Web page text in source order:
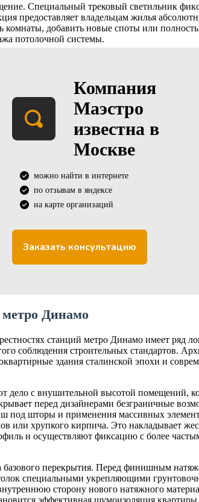
Специальный трековый светильник
предоставляет владельцам жилья
добавить новые споты или
потолочной системы.
Компания
Маэстро
известна в
Москве
можно найти в интернете
по отзывам в яндексе
на карте организаций
Заказать консультацию
Динамо
станций метро Динамо имеет ряд
соблюдения строительных стандартов.
здания сталинской эпохи и
дело с внушительной высотой помещений,
перед дизайнерами безграничные
под шторы и применения массивных
или хрупкого кирпича. Это накладывает
и осуществляют фиксацию с более
базового перекрытия. Перед финишным
специальными укрепляющими
сторону нового натяжного
эффективная шумоизоляция